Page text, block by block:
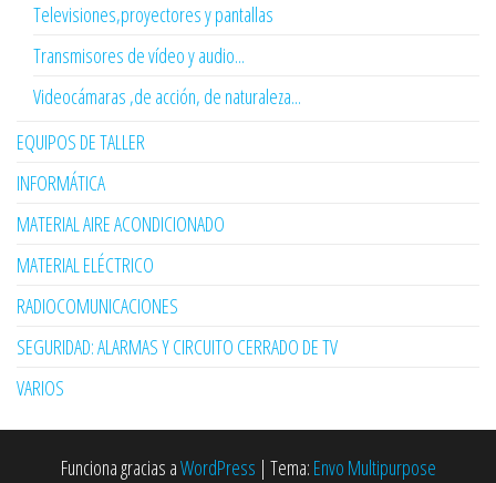
Televisiones,proyectores y pantallas
Transmisores de vídeo y audio...
Videocámaras ,de acción, de naturaleza...
EQUIPOS DE TALLER
INFORMÁTICA
MATERIAL AIRE ACONDICIONADO
MATERIAL ELÉCTRICO
RADIOCOMUNICACIONES
SEGURIDAD: ALARMAS Y CIRCUITO CERRADO DE TV
VARIOS
Funciona gracias aWordPress | Tema: Envo Multipurpose